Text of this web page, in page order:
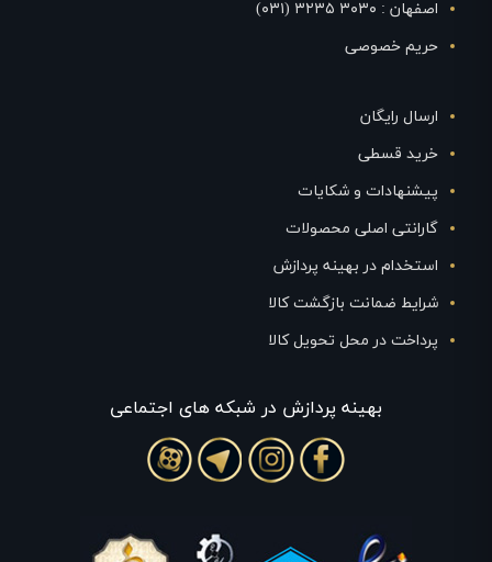
اصفهان : ۳۰۳۰ ۳۲۳۵ (۰۳۱)
حریم خصوصی
ارسال رایگان
خرید قسطی
پیشنهادات و شکایات
گارانتی اصلی محصولات
استخدام در بهینه پردازش
شرایط ضمانت بازگشت کالا
پرداخت در محل تحویل کالا
بهينه پردازش در شبکه های اجتماعی